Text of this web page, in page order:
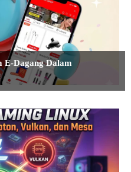
E-Dagang Dalam